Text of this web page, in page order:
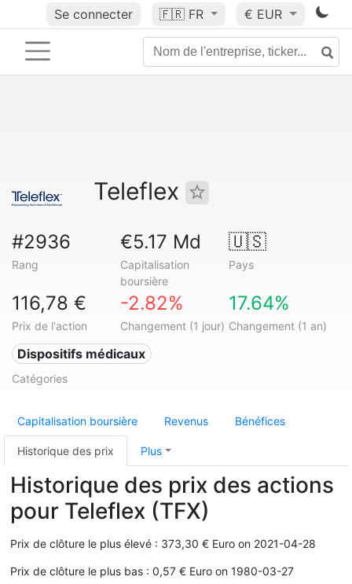
Se connecter 🇫🇷 FR € EUR
Teleflex
#2936
Rang
€5.17 Md
Capitalisation
boursière
🇺🇸
Pays
116,78 €
Prix de l'action
-2.82%
Changement (1 jour)
17.64%
Changement (1 an)
Dispositifs médicaux
Catégories
Capitalisation boursière Revenus Bénéfices
Historique des prix Plus
Historique des prix des actions
pour Teleflex (TFX)
Prix de clôture le plus élevé : 373,30 € Euro on 2021-04-28
Prix de clôture le plus bas : 0,57 € Euro on 1980-03-27